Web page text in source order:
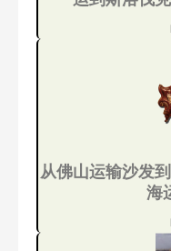
从佛山运输沙发
海